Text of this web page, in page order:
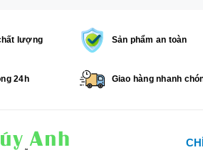
lượng Sản phẩm an toàn
24h Giao hàng nhanh